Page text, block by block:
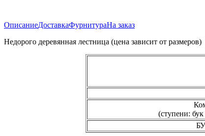
ОписаниеДоставкаФурнитураНа заказ
Недорого деревянная лестница (цена зависит от размеров)
(ступени: